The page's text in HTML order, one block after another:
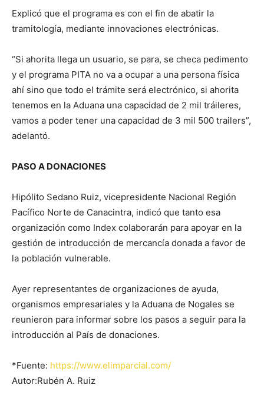
Explicó que el programa es con el fin de abatir la
tramitología, mediante innovaciones electrónicas.
“Si ahorita llega un usuario, se para, se checa pedimento
y el programa PITA no va a ocupar a una persona física
ahí sino que todo el trámite será electrónico, si ahorita
tenemos en la Aduana una capacidad de 2 mil tráileres,
vamos a poder tener una capacidad de 3 mil 500 trailers”,
adelantó.
PASO A DONACIONES
Hipólito Sedano Ruiz, vicepresidente Nacional Región
Pacífico Norte de Canacintra, indicó que tanto esa
organización como Index colaborarán para apoyar en la
gestión de introducción de mercancía donada a favor de
la población vulnerable.
Ayer representantes de organizaciones de ayuda,
organismos empresariales y la Aduana de Nogales se
reunieron para informar sobre los pasos a seguir para la
introducción al País de donaciones.
*Fuente: https://www.elimparcial.com/
Autor:Rubén A. Ruiz